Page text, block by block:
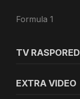
Formula 1
TV RASPORED
EXTRA VIDEO